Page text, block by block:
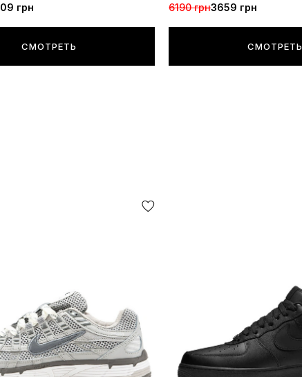
грн
СМОТРЕТЬ
6190 грн3659 грн
СМОТРЕТЬ